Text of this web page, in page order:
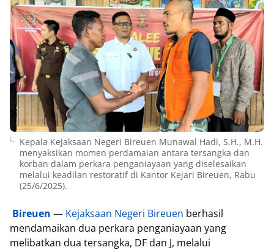
Kepala Kejaksaan Negeri Bireuen Munawal Hadi, S.H., M.H.
menyaksikan momen perdamaian antara tersangka dan
korban dalam perkara penganiayaan yang diselesaikan
melalui keadilan restoratif di Kantor Kejari Bireuen, Rabu
(25/6/2025).
Bireuen — Kejaksaan Negeri Bireuen berhasil
mendamaikan dua perkara penganiayaan yang
melibatkan dua tersangka, DF dan J, melalui